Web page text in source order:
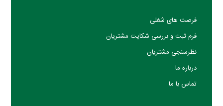
فرصت های شغلی
فرم ثبت و بررسی شکایت مشتریان
نظرسنجی مشتریان
درباره ما
تماس با ما